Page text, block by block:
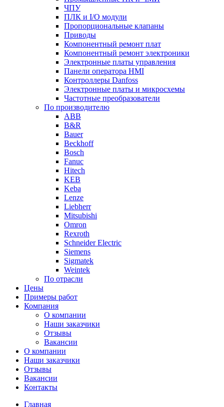
ЧПУ
ПЛК и I/O модули
Пропорциональные клапаны
Приводы
Компонентный ремонт плат
Компонентный ремонт электроники
Электронные платы управления
Панели оператора HMI
Контроллеры Danfoss
Электронные платы и микросхемы
Частотные преобразователи
По производителю
ABB
B&R
Bauer
Beckhoff
Bosch
Fanuc
Hitech
KEB
Keba
Lenze
Liebherr
Mitsubishi
Omron
Rexroth
Schneider Electric
Siemens
Sigmatek
Weintek
По отрасли
Цены
Примеры работ
Компания
О компании
Наши заказчики
Отзывы
Вакансии
О компании
Наши заказчики
Отзывы
Вакансии
Контакты
Главная